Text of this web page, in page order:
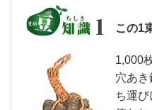
この1
1,000
穴あ
ち運び